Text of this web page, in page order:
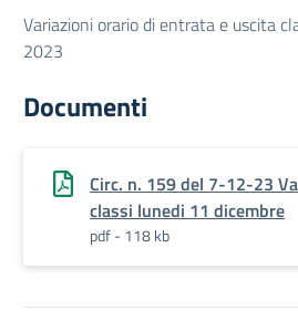
Variazioni orario di entrata e uscita
2023
Documenti
Circ. n. 159 del 7-12-23
classi lunedi 11 dicembre
pdf - 118 kb